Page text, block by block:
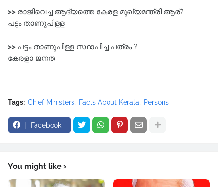
>> രാജിവെച്ച ആദ്യത്തെ കേരള മുഖ്യമന്ത്രി ആര്?
പട്ടം താണുപിള്ള
>> പട്ടം താണുപിള്ള സ്ഥാപിച്ച പത്രം ?
കേരളാ ജനത
Tags: Chief Ministers Facts About Kerala Persons
Facebook
You might like